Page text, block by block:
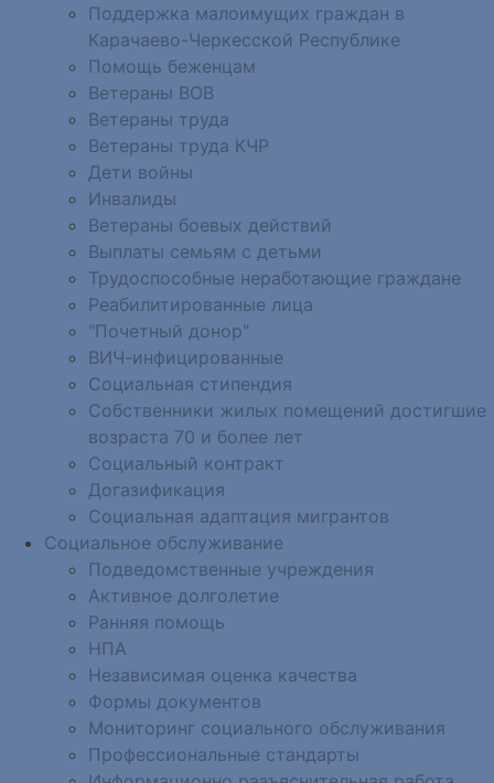
Поддержка малоимущих граждан в
Карачаево-Черкесской Республике
Помощь беженцам
Ветераны ВОВ
Ветераны труда
Ветераны труда КЧР
Дети войны
Инвалиды
Ветераны боевых действий
Выплаты семьям с детьми
Трудоспособные неработающие граждане
Реабилитированные лица
"Почетный донор"
ВИЧ-инфицированные
Социальная стипендия
Собственники жилых помещений достигшие
возраста 70 и более лет
Социальный контракт
Догазификация
Социальная адаптация мигрантов
Социальное обслуживание
Подведомственные учреждения
Активное долголетие
Ранняя помощь
НПА
Независимая оценка качества
Формы документов
Мониторинг социального обслуживания
Профессиональные стандарты